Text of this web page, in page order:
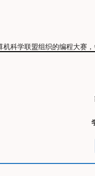
科学联盟组织的编程大赛